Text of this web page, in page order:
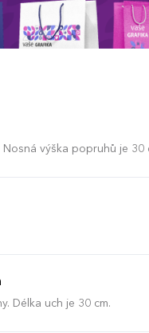
výška popruhů je 30
Délka uch je 30 cm.